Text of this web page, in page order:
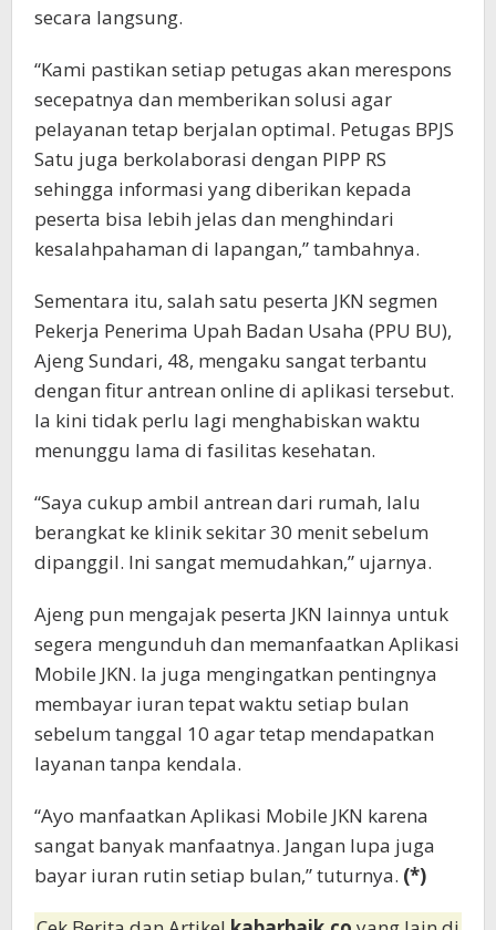
secara langsung.
“Kami pastikan setiap petugas akan merespons
secepatnya dan memberikan solusi agar
pelayanan tetap berjalan optimal. Petugas BPJS
Satu juga berkolaborasi dengan PIPP RS
sehingga informasi yang diberikan kepada
peserta bisa lebih jelas dan menghindari
kesalahpahaman di lapangan,” tambahnya.
Sementara itu, salah satu peserta JKN segmen
Pekerja Penerima Upah Badan Usaha (PPU BU),
Ajeng Sundari, 48, mengaku sangat terbantu
dengan fitur antrean online di aplikasi tersebut.
Ia kini tidak perlu lagi menghabiskan waktu
menunggu lama di fasilitas kesehatan.
“Saya cukup ambil antrean dari rumah, lalu
berangkat ke klinik sekitar 30 menit sebelum
dipanggil. Ini sangat memudahkan,” ujarnya.
Ajeng pun mengajak peserta JKN lainnya untuk
segera mengunduh dan memanfaatkan Aplikasi
Mobile JKN. Ia juga mengingatkan pentingnya
membayar iuran tepat waktu setiap bulan
sebelum tanggal 10 agar tetap mendapatkan
layanan tanpa kendala.
“Ayo manfaatkan Aplikasi Mobile JKN karena
sangat banyak manfaatnya. Jangan lupa juga
bayar iuran rutin setiap bulan,” tuturnya. (*)